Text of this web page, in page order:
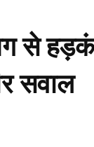
से
सवाल